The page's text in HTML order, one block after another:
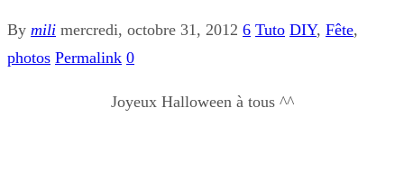
By mili mercredi, octobre 31, 2012 6 Tuto DIY, Fête,
photos Permalink 0
Joyeux Halloween à tous ^^